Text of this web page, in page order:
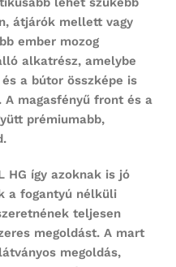
átjárók mellett vagy
ember mozog
alkatrész, amelybe
a bútor összképe is
magasfényű front és a
prémiumabb,
HG így azoknak is jó
a fogantyú nélküli
teljesen
megoldást. A mart
megoldás,